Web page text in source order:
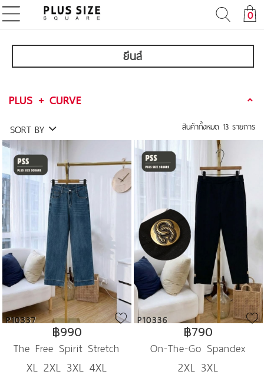
0
ยีนส์
PLUS + CURVE
SORT BY สินค้าทั้งหมด 13 รายการ
P10337
฿990
The Free Spirit Stretch
Denim
XL 2XL 3XL 4XL
P10336
฿790
On-The-Go Spandex
Trousers
2XL 3XL